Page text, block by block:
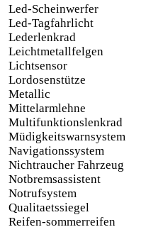
Led-Scheinwerfer
Led-Tagfahrlicht
Lederlenkrad
Leichtmetallfelgen
Lichtsensor
Lordosenstütze
Metallic
Mittelarmlehne
Multifunktionslenkrad
Müdigkeitswarnsystem
Navigationssystem
Nichtraucher Fahrzeug
Notbremsassistent
Notrufsystem
Qualitaetssiegel
Reifen-sommerreifen